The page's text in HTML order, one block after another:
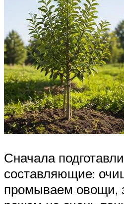
Сначала
составляющие:
промываем овощи,